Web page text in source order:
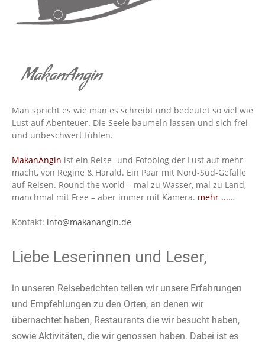
MakanAngin
Man spricht es wie man es schreibt und bedeutet so viel wie
Lust auf Abenteuer. Die Seele baumeln lassen und sich frei
und unbeschwert fühlen.
MakanAngin ist ein Reise- und Fotoblog der Lust auf mehr
macht, von Regine & Harald. Ein Paar mit Nord-Süd-Gefälle
auf Reisen. Round the world – mal zu Wasser, mal zu Land,
manchmal mit Free – aber immer mit Kamera. mehr ...…
Kontakt: info@makanangin.de
Liebe Leserinnen und Leser,
in unseren Reiseberichten teilen wir unsere Erfahrungen
und Empfehlungen zu den Orten, an denen wir
übernachtet haben, Restaurants die wir besucht haben,
sowie Aktivitäten, die wir genossen haben. Dabei ist es